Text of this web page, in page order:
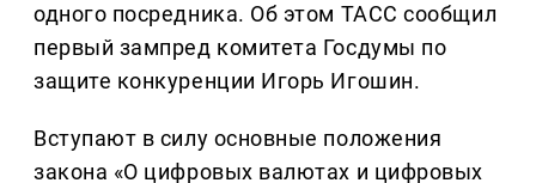
одного посредника. Об этом ТАСС сообщил
первый зампред комитета Госдумы по
защите конкуренции Игорь Игошин.
Вступают в силу основные положения
закона «О цифровых валютах и цифровых